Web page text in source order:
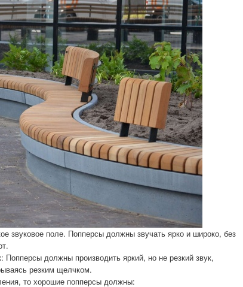
звуковое поле. Попперсы должны звучать ярко и широко, без
Попперсы должны производить яркий, но не резкий звук,
резким щелчком.
то хорошие попперсы должны: